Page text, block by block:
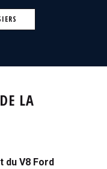
LA
du V8 Ford